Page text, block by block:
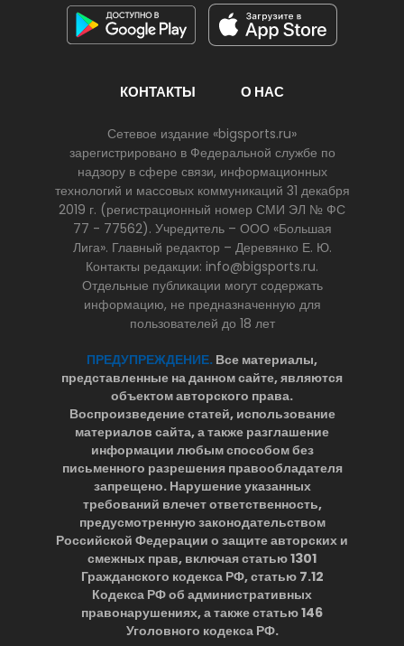
КОНТАКТЫ О НАС
Сетевое издание «bigsports.ru»
зарегистрировано в Федеральной службе по
надзору в сфере связи, информационных
технологий и массовых коммуникаций 31 декабря
2019 г. (регистрационный номер СМИ ЭЛ № ФС
77 - 77562). Учредитель – ООО «Большая
Лига». Главный редактор – Деревянко Е. Ю.
Контакты редакции: info@bigsports.ru.
Отдельные публикации могут содержать
информацию, не предназначенную для
пользователей до 18 лет
ПРЕДУПРЕЖДЕНИЕ. Все материалы,
представленные на данном сайте, являются
объектом авторского права.
Воспроизведение статей, использование
материалов сайта, а также разглашение
информации любым способом без
письменного разрешения правообладателя
запрещено. Нарушение указанных
требований влечет ответственность,
предусмотренную законодательством
Российской Федерации о защите авторских и
смежных прав, включая статью 1301
Гражданского кодекса РФ, статью 7.12
Кодекса РФ об административных
правонарушениях, а также статью 146
Уголовного кодекса РФ.